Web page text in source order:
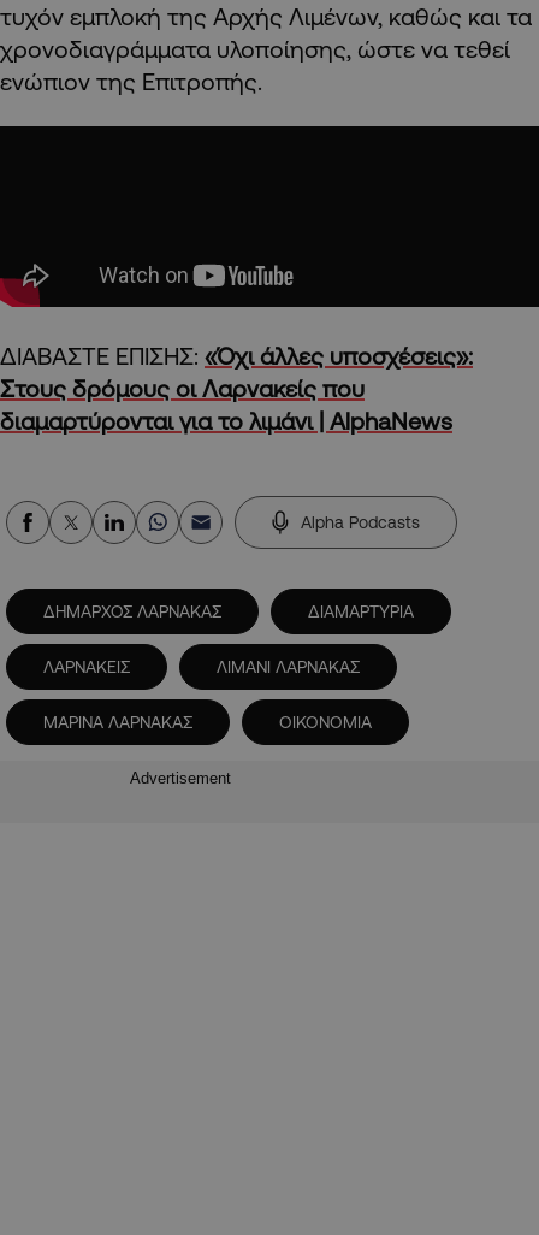
τυχόν εμπλοκή της Αρχής Λιμένων, καθώς και τα
χρονοδιαγράμματα υλοποίησης, ώστε να τεθεί
ενώπιον της Επιτροπής.
ΔΙΑΒΑΣΤΕ ΕΠΙΣΗΣ: «Όχι άλλες υποσχέσεις»:
Στους δρόμους οι Λαρνακείς που
διαμαρτύρονται για το λιμάνι | AlphaNews
Alpha Podcasts
ΔΗΜΑΡΧΟΣ ΛΑΡΝΑΚΑΣ ΔΙΑΜΑΡΤΥΡΙΑ
ΛΑΡΝΑΚΕΙΣ ΛΙΜΑΝΙ ΛΑΡΝΑΚΑΣ
ΜΑΡΙΝΑ ΛΑΡΝΑΚΑΣ ΟΙΚΟΝΟΜΙΑ
Advertisement